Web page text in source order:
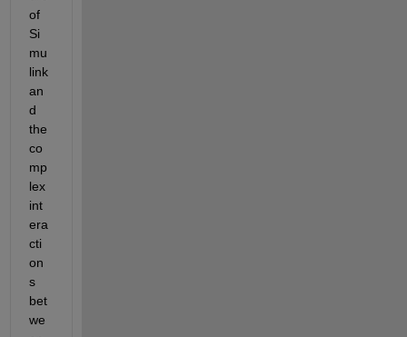
of
Si
mu
link
an
d
the
co
mp
lex
int
era
cti
on
s
bet
we